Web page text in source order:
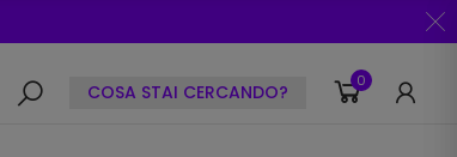
COSA STAI CERCANDO? 0